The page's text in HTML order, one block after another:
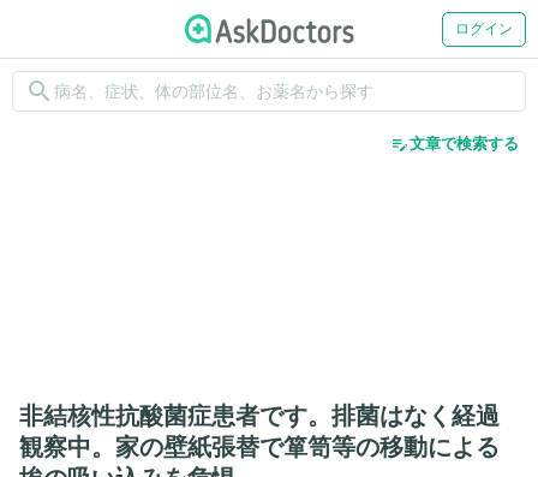
ログイン
search
edit_note文章で検索する
非結核性抗酸菌症患者です。排菌はなく経過
観察中。家の壁紙張替で箪笥等の移動による